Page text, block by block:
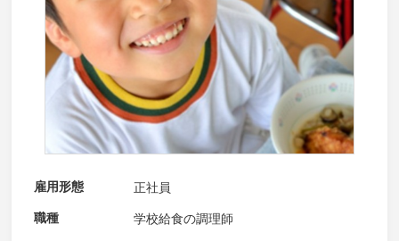
雇用形態 正社員
職種 学校給食の調理師